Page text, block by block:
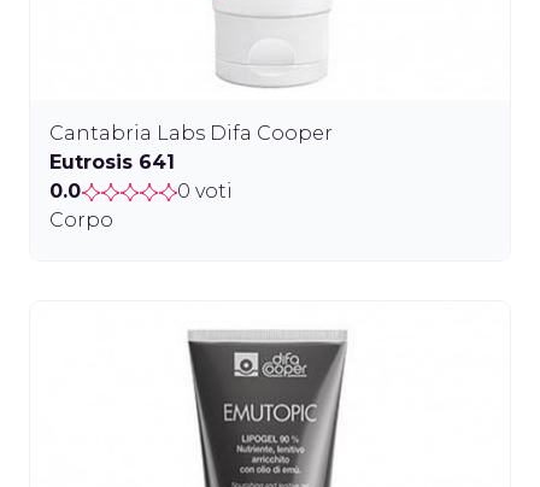
Cantabria Labs Difa Cooper
Eutrosis 641
0.0
0 voti
Corpo